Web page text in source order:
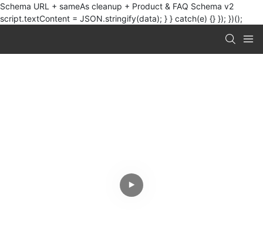
Schema URL + sameAs cleanup + Product & FAQ Schema v2
script.textContent = JSON.stringify(data); } } catch(e) {} }); })();